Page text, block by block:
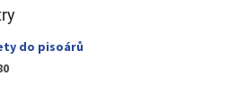
do pisoárů